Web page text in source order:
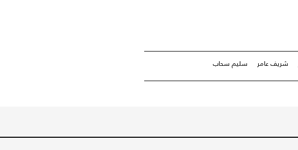
شريف عامر سليم سحاب